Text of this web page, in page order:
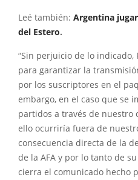
Leé también: Argentina
del Estero.
“Sin perjuicio de lo indicado,
para garantizar la
por los suscriptores en el
embargo, en el caso que se
partidos a través de nuestro
ello ocurriría fuera de
consecuencia directa de la
de la AFA y por lo tanto de
cierra el comunicado hecho